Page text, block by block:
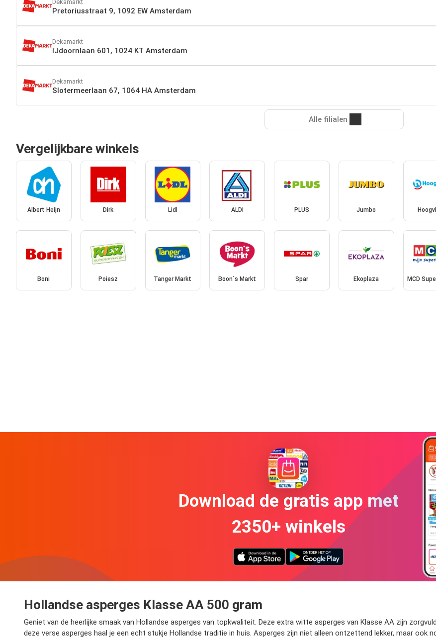
Dekamarkt
Pretoriusstraat 9, 1092 EW Amsterdam
Dekamarkt
IJdoornlaan 601, 1024 KT Amsterdam
Dekamarkt
Slotermeerlaan 67, 1064 HA Amsterdam
Alle filialen
Vergelijkbare winkels
Albert Heijn Dirk Lidl ALDI PLUS Jumbo
Boni Poiesz Tanger Markt Boon`s Markt Spar Ekoplaza MCD
Download de gratis app met
2350+ winkels
Hollandse asperges Klasse AA 500 gram
Geniet van de heerlijke smaak van Hollandse asperges van topkwaliteit. Deze extra witte asperges van Klasse AA zijn
deze verse asperges haal je een echt stukje Hollandse traditie in huis. Asperges zijn niet alleen ontzettend lekker, maar ook